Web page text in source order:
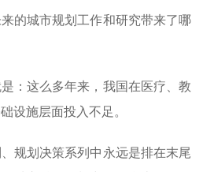
城市规划工作和研究带来了哪
这么多年来，我国在医疗、教
设施层面投入不足。
划决策系列中永远是排在末尾